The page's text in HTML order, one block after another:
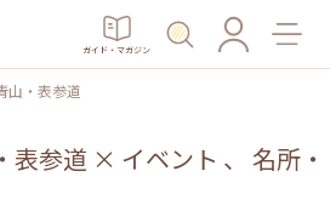
ガイド・マガジン
山・表参道
表参道 × イベント 、 名所・